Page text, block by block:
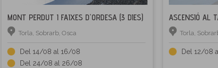
MONT PERDUT I FAIXES D'ORDESA (3 DIES)
Torla, Sobrarb, Osca
Del 14/08 al 16/08
Del 24/08 al 26/08
ASCENSIÓ AL
Torla,
Del 12/08